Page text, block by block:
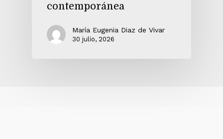
contemporánea
María Eugenia Diaz de Vivar
30 julio, 2026